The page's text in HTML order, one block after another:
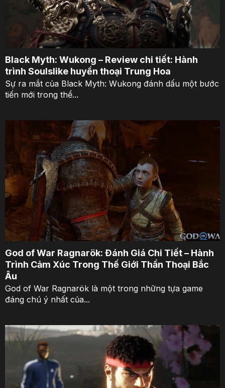
Black Myth: Wukong – Review chi tiết: Hành
trình Soulslike huyền thoại Trung Hoa
Sự ra mắt của Black Myth: Wukong đánh dấu một bước
tiến mới trong thể...
God of War Ragnarök: Đánh Giá Chi Tiết – Hành
Trình Cảm Xúc Trong Thế Giới Thần Thoại Bắc
Âu
God of War Ragnarök là một trong những tựa game
đáng chú ý nhất của...